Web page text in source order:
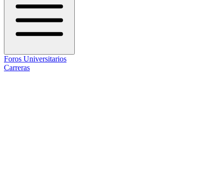
Foros Universitarios
Carreras